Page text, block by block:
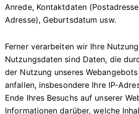
Anrede, Kontaktdaten
Adresse), Geburtsdatum usw.
Ferner verarbeiten wir Ihre
Nutzungsdaten sind Daten, die
der Nutzung unseres
anfallen, insbesondere Ihre IP-
Ende Ihres Besuchs auf unserer
Informationen darüber, welche